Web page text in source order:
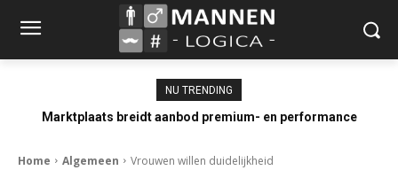
NU TRENDING
Marktplaats breidt aanbod premium- en performance
Home Algemeen Vrouwen willen duidelijkheid